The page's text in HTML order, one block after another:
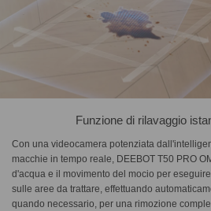
Funzione di rilavaggio
Con una videocamera potenziata
macchie in tempo reale, DEEBOT T50 PRO
d'acqua e il movimento del mocio per
sulle aree da trattare, effettuando
quando necessario, per una rimozione